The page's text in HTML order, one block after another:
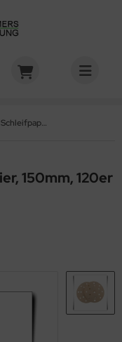
Profi Maschinen Schleifpapier, 150mm, 120er Korn
150mm, 120er